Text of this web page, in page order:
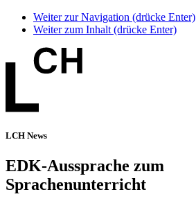
Weiter zur Navigation (drücke Enter)
Weiter zum Inhalt (drücke Enter)
LCH News
EDK-Aussprache zum
Sprachenunterricht